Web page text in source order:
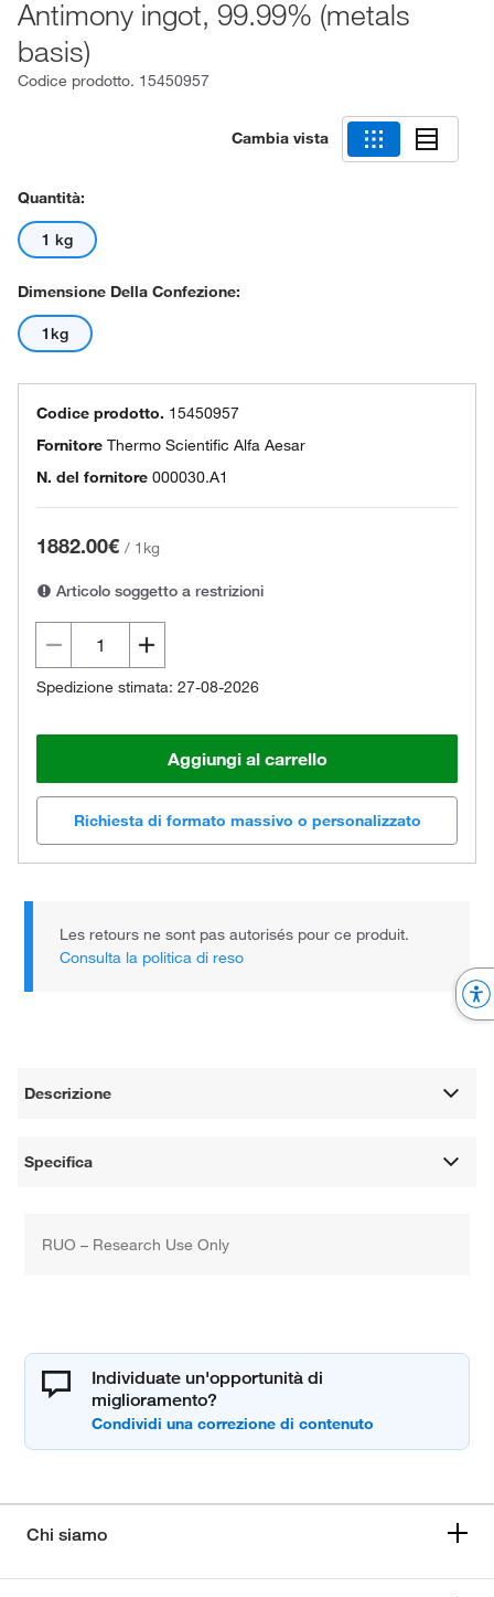
Antimony ingot, 99.99% (metals
basis)
Codice prodotto. 15450957
Cambia vista
Quantità:
1 kg
Dimensione Della Confezione:
1kg
Codice prodotto. 15450957
Fornitore Thermo Scientific Alfa Aesar
N. del fornitore 000030.A1
1882.00€ / 1kg
Articolo soggetto a restrizioni
Spedizione stimata: 27-08-2026
Aggiungi al carrello
Richiesta di formato massivo o personalizzato
Les retours ne sont pas autorisés pour ce produit.
Consulta la politica di reso
Descrizione
Specifica
RUO – Research Use Only
Individuate un'opportunità di
miglioramento?
Chi siamo